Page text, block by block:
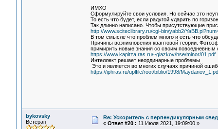
ИМХО
Сформулируйте свои условия. Но сейчас это
То есть что будет, если радугой ударить по
Так длинно написано. Чтобы присутствующие
http://www.sciteclibrary.ru/cgi-bin/yabb2/
В том смысле что проблем много и есть что
Причины возникновения квантовой теории.
примирить новые знания со своим
https://www.kapitza.ras.ru/~glazkov/hse/minor/01.pdf
Интеллект решает неординарные проблемы
Это и является во многих случаях причиной
https://iphras.ru/uplfile/root/biblio/1998/
bykovsky
Ветеран
Re: Ускоритель с перпендикулярным
« Ответ #20 : 11 Июля 2021, 19:09:00 »